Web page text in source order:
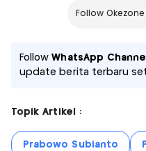
Follow
FollowWhatsApp
update berita terbaru
Topik Artikel :
Prabowo Subianto